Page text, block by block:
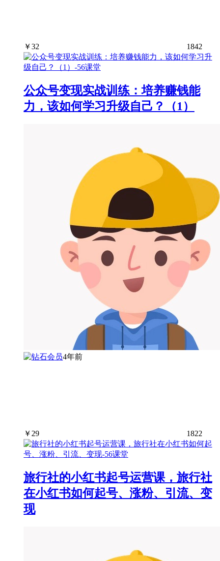
￥32 1842
公众号变现实战训练：培养赚钱能
力，该如何学习升级自己？（1）
4年前
￥ 29 1822
旅行社的小红书起号运营课，旅行社
在小红书如何起号、涨粉、引流、变
现